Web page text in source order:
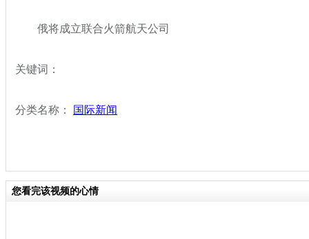
俄将成立联合火箭航天公司
关键词：
分类名称： 国际新闻
您看完该视频的心情